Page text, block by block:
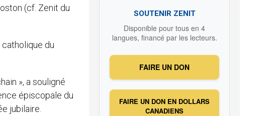
(cf. Zenit du
catholique du
», a souligné
épiscopale du
jubilaire.
SOUTENIR ZENIT
Disponible pour tous en 4
langues, financé par les lecteurs.
FAIRE UN DON
FAIRE UN DON EN DOLLARS
CANADIENS